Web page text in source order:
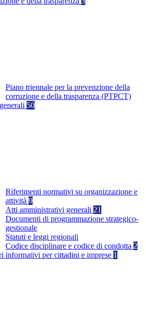
Piano triennale per la prevenzione della
corruzione e della trasparenza (PTPCT)
50
Riferimenti normativi su organizzazione e
attività 9
Atti amministrativi generali 21
Documenti di programmazione strategico-
gestionale
Statuti e leggi regionali
Codice disciplinare e codice di condotta 2
informativi per cittadini e imprese 1